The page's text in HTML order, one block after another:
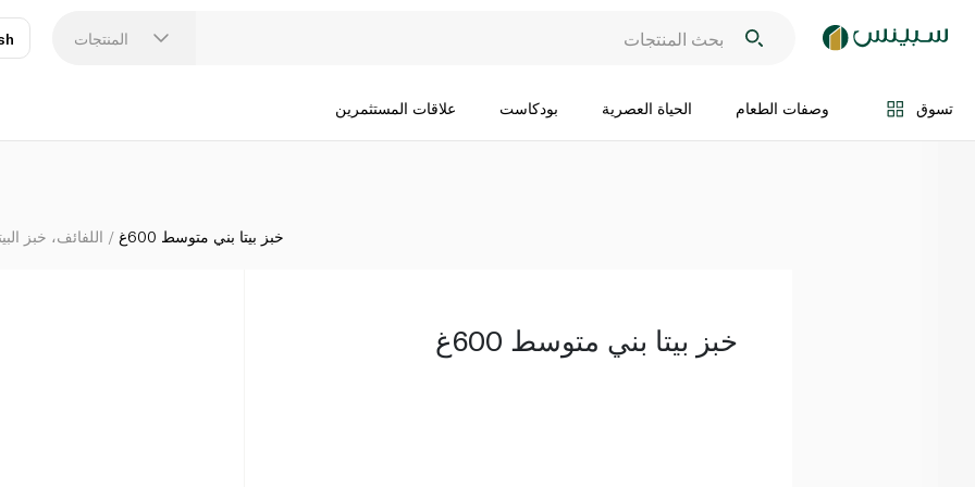
المنتجات
تسوق وصفات الطعام الحياة العصرية بودكاست علاقات المستثمرين
اضف الى السلة
اللفائف، خبز خبز بيتا بني متوسط 600غ
خبز بيتا بني متوسط 600غ